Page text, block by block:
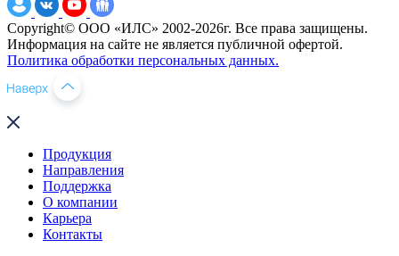
Copyright© ООО «ИЛС» 2002-2026г. Все права защищены.
Информация на сайте не является публичной офертой.
Политика обработки персональных данных.
Продукция
Направления
Поддержка
О компании
Карьера
Контакты